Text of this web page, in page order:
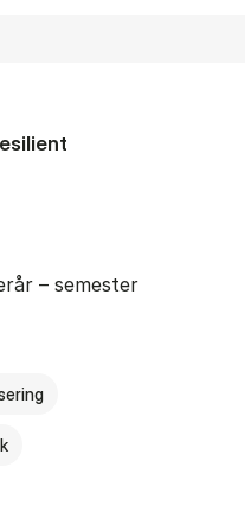
– semester